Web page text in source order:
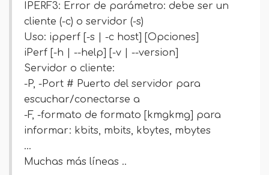
IPERF3: Error de parámetro: debe ser un
cliente (-c) o servidor (-s)
Uso: ipperf [-s | -c host] [Opciones]
iPerf [-h | --help] [-v | --version]
Servidor o cliente:
-P, -Port # Puerto del servidor para
escuchar/conectarse a
-F, -formato de formato [kmgkmg] para
informar: kbits, mbits, kbytes, mbytes
…
Muchas más líneas ..